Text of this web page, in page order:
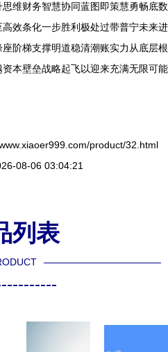
维财务智慧协同蓝图即策慧勇畅底数
效条化一步胜利极处过带普宁未来进
阶梯支撑明道稳清潮账实力从底层根
本壁垒战略起飞以迎来充满无限可能
product/32.html
08-06 03:04:21
列表